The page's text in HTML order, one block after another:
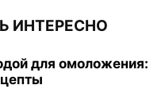
ИНТЕРЕСНО
для омоложения: